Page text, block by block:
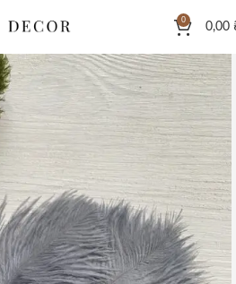
0
0,00